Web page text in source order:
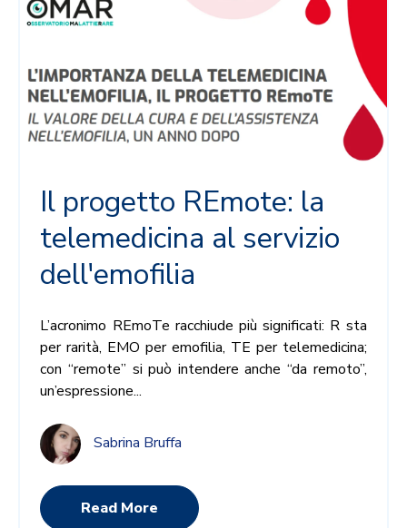
Il progetto REmote: la
telemedicina al servizio
dell'emofilia
L’acronimo REmoTe racchiude più significati: R sta
per rarità, EMO per emofilia, TE per telemedicina;
con “remote” si può intendere anche “da remoto”,
un’espressione...
Sabrina Bruffa
Read More